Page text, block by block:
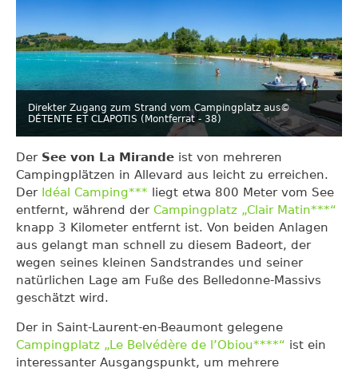
Direkter Zugang zum Strand vom Campingplatz aus©
DÉTENTE ET CLAPOTIS (Montferrat - 38)
Der See von La Mirande ist von mehreren
Campingplätzen in Allevard aus leicht zu erreichen.
Der Idéal Camping*** liegt etwa 800 Meter vom See
entfernt, während der Campingplatz „Clair Matin***“
knapp 3 Kilometer entfernt ist. Von beiden Anlagen
aus gelangt man schnell zu diesem Badeort, der
wegen seines kleinen Sandstrandes und seiner
natürlichen Lage am Fuße des Belledonne-Massivs
geschätzt wird.
Der in Saint-Laurent-en-Beaumont gelegene
Campingplatz „Le Belvédère de l’Obiou****“ ist ein
interessanter Ausgangspunkt, um mehrere